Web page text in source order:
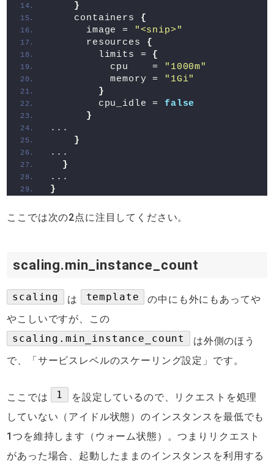
}
    containers
{
      image =
"<snip>"
      resources
{
        limits =
{
          cpu    =
"1000m"
          memory =
"1Gi"
}
        cpu_idle =
false
}
...
}
...
}
...
}
ここでは次の2点に注目してください。
scaling.min_instance_count
scaling は template
の中にも外にもあってや
やこしいですが、この
scaling.min_instance_count
は外側のほう
で、「サービスレベルのスケーリング設定」です。
ここでは 1
を設定しているので、リクエストを処理
していない（アイドル状態）のインスタンスを最低でも
1つを維持します（ウォーム状態）。つまりリクエスト
があった場合、起動したままのインスタンスを利用する